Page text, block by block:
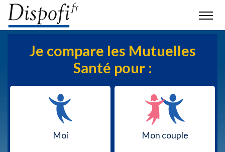
Je compare les Mutuelles
Santé pour :
Moi Mon couple